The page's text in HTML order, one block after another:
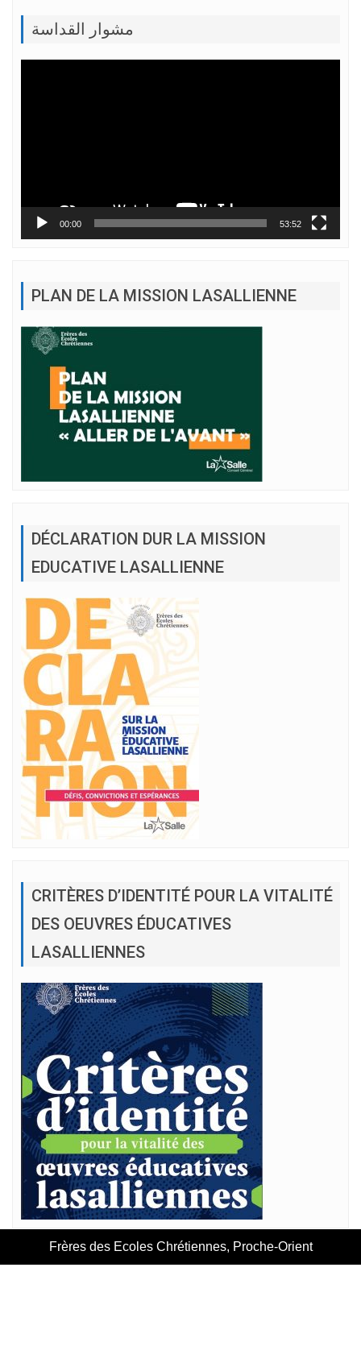
مشوار القداسة
00:00 53:52
PLAN DE LA MISSION LASALLIENNE
DÉCLARATION DUR LA MISSION
EDUCATIVE LASALLIENNE
CRITÈRES D’IDENTITÉ POUR LA VITALITÉ
DES OEUVRES ÉDUCATIVES
LASALLIENNES
Frères des Ecoles Chrétiennes, Proche-Orient